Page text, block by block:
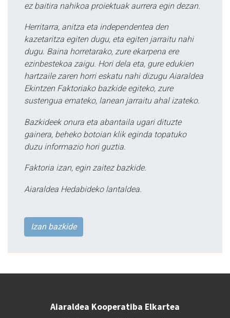
ez baitira nahikoa proiektuak aurrera egin dezan.
Herritarra, anitza eta independentea den
kazetaritza egiten dugu, eta egiten jarraitu nahi
dugu. Baina horretarako, zure ekarpena ere
ezinbestekoa zaigu. Hori dela eta, gure edukien
hartzaile zaren horri eskatu nahi dizugu Aiaraldea
Ekintzen Faktoriako bazkide egiteko, zure
sustengua emateko, lanean jarraitu ahal izateko.
Bazkideek onura eta abantaila ugari dituzte
gainera, beheko botoian klik eginda topatuko
duzu informazio hori guztia.
Faktoria izan, egin zaitez bazkide.
Aiaraldea Hedabideko lantaldea.
Izan bazkide
Aiaraldea Kooperatiba Elkartea